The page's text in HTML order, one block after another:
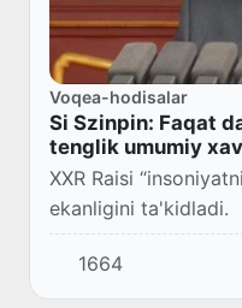
Voqea-hodisalar
Si Szinpin: Faqat
tenglik umumiy
XXR Raisi
ekanligini ta'kidladi.
1664